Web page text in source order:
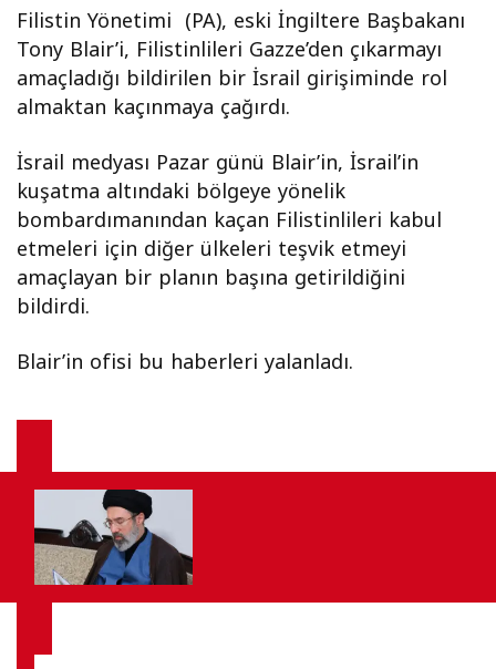
Filistin Yönetimi (PA), eski İngiltere Başbakanı
Tony Blair’i, Filistinlileri Gazze’den çıkarmayı
amaçladığı bildirilen bir İsrail girişiminde rol
almaktan kaçınmaya çağırdı.
İsrail medyası Pazar günü Blair’in, İsrail’in
kuşatma altındaki bölgeye yönelik
bombardımanından kaçan Filistinlileri kabul
etmeleri için diğer ülkeleri teşvik etmeyi
amaçlayan bir planın başına getirildiğini
bildirdi.
Blair’in ofisi bu haberleri yalanladı.